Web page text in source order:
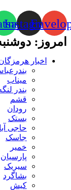
Instagram
امروز: دوشنبه ۱۹ مرداد
اخبار
میناب
بندر
قشم
رودان
بستک
حاجی
جاسک
خمیر
پارسیان
سیریک
بشاگرد
کیش